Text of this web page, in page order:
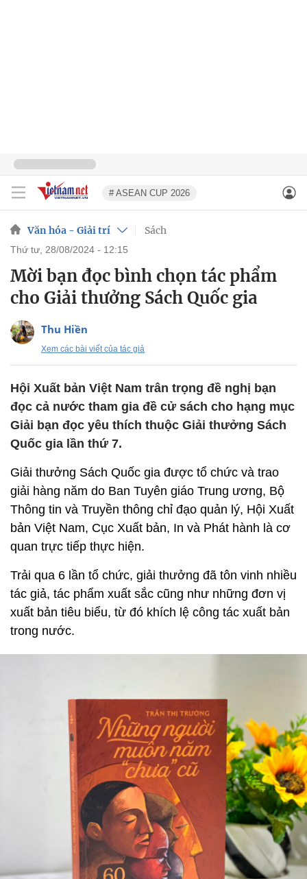
# ASEAN CUP 2026
Văn hóa - Giải trí Sách
thứ tư, 28/08/2024 - 12:15
Mời bạn đọc bình chọn tác phẩm
cho Giải thưởng Sách Quốc gia
Thu Hiền
Xem các bài viết của tác giả
Hội Xuất bản Việt Nam trân trọng đề nghị bạn
đọc cả nước tham gia đề cử sách cho hạng mục
Giải bạn đọc yêu thích thuộc Giải thưởng Sách
Quốc gia lần thứ 7.
Giải thưởng Sách Quốc gia được tổ chức và trao
giải hàng năm do Ban Tuyên giáo Trung ương, Bộ
Thông tin và Truyền thông chỉ đạo quản lý, Hội Xuất
bản Việt Nam, Cục Xuất bản, In và Phát hành là cơ
quan trực tiếp thực hiện.
Trải qua 6 lần tổ chức, giải thưởng đã tôn vinh nhiều
tác giả, tác phẩm xuất sắc cũng như những đơn vị
xuất bản tiêu biểu, từ đó khích lệ công tác xuất bản
trong nước.